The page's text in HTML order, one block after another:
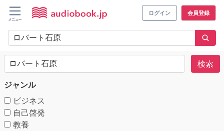
ログイン 会員登録
検索
ジャンル
ビジネス
自己啓発
教養